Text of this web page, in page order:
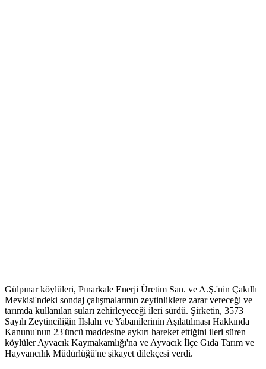
Gülpınar köylüleri, Pınarkale Enerji Üretim San. ve A.Ş.'nin Çakıllı
Mevkisi'ndeki sondaj çalışmalarının zeytinliklere zarar vereceği ve
tarımda kullanılan suları zehirleyeceği ileri sürdü. Şirketin, 3573
Sayılı Zeytinciliğin İIslahı ve Yabanilerinin Aşılatılması Hakkında
Kanunu'nun 23'üncü maddesine aykırı hareket ettiğini ileri süren
köylüler Ayvacık Kaymakamlığı'na ve Ayvacık İlçe Gıda Tarım ve
Hayvancılık Müdürlüğü'ne şikayet dilekçesi verdi.